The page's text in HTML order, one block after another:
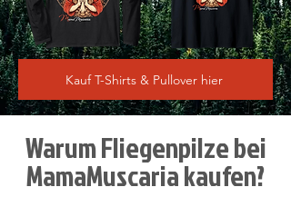
Kauf T-Shirts & Pullover hier
Warum Fliegenpilze bei
MamaMuscaria kaufen?